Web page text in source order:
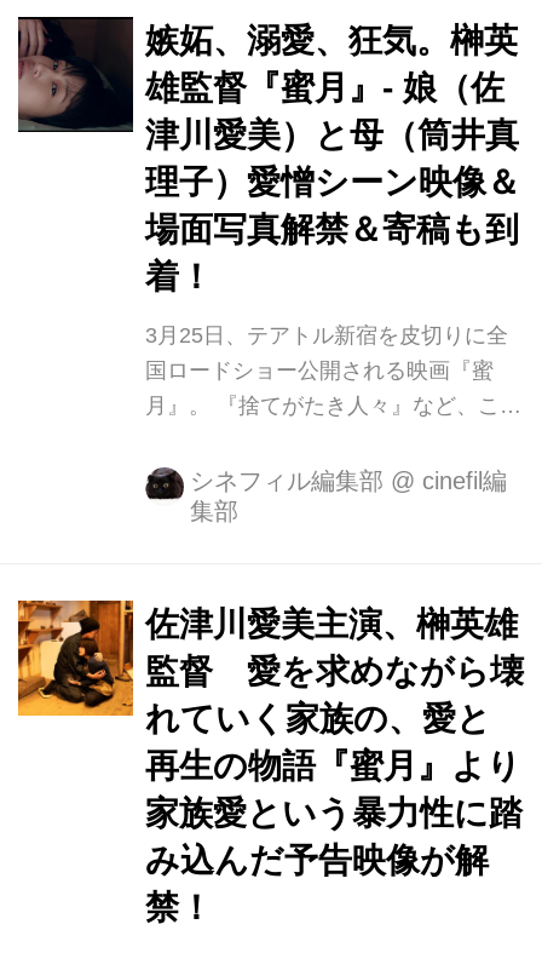
れ、現在、米・英国でも配信されるほ
どになっています。 このたび、その＜
インターナショナル版＞が、ヘッドフ
ォンで鑑賞する上映システムを取り入
れた「シアターギルド代官山」で初上
映されることになりました。 今回の上
映への思いについて、山﨑達璽監督に
お話を伺いました。 「今あえて上映す
つは、歌舞...
嫉妬、溺愛、狂気。榊英
雄監督『蜜月』- 娘（佐
津川愛美）と母（筒井真
理子）愛憎シーン映像＆
場面写真解禁＆寄稿も到
着！
3月25日、テアトル新宿を皮切りに全
国ロードショー公開される映画『蜜
月』。 『捨てがたき人々』など、これ
定評のある榊英雄監督が、７年越しに
取り組み、リアルな親としての感情を
一貫して社会的抑圧や差別を題材にし
た作品を生み出した脚本家・港岳彦に
よるオリジナル脚本。ヒロインを演じ
たのは、自身の監督作を発表するなど
マルチに活躍する佐津川愛美。傷つき
ながらも愛を求め一線を越えてしまう
17歳、秘密を抱えながら夫を愛し平穏
な暮らしを望む32歳、過酷な家族環境
下、懸命に生きる一人の女性の成長と
シネフィル編集部 @ cinefil編
集部
佐津川愛美主演、榊英雄
監督 愛を求めながら壊
れていく家族の、愛と
再生の物語『蜜月』より
家族愛という暴力性に踏
み込んだ予告映像が解
禁！